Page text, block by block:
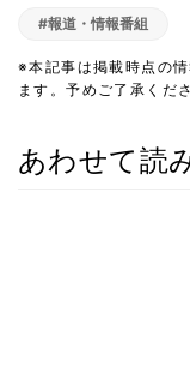
#報道・情報番組
※本記事は掲載時点の
ます。予めご了承くださ
あわせて読